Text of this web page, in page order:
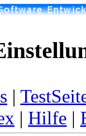
|
| Hilfe |